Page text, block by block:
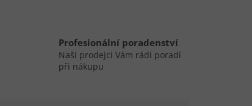
Profesionální poradenství
Naši prodejci Vám rádi poradí
při nákupu